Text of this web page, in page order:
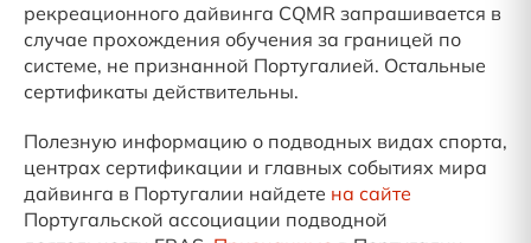
рекреационного дайвинга CQMR запрашивается в
случае прохождения обучения за границей по
системе, не признанной Португалией. Остальные
сертификаты действительны.
Полезную информацию о подводных видах спорта,
центрах сертификации и главных событиях мира
дайвинга в Португалии найдете на сайте
Португальской ассоциации подводной